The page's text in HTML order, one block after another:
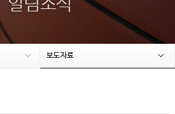
알림소식
보도자료